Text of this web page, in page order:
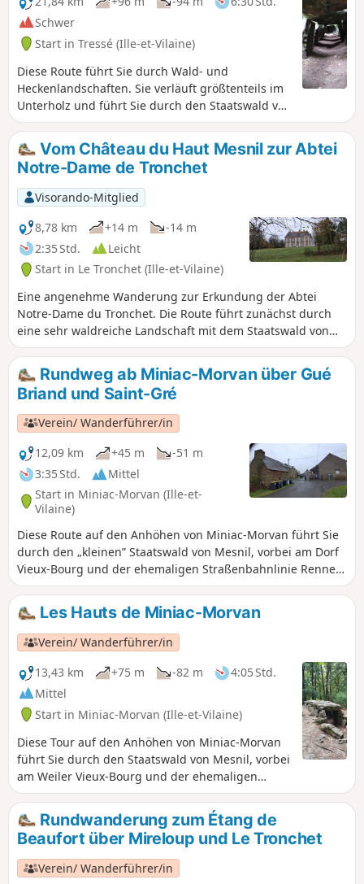
Schwer
Start in Tressé (Ille-et-Vilaine)
Diese Route führt Sie durch Wald- und
Heckenlandschaften. Sie verläuft größtenteils im
Unterholz und führt Sie durch den Staatswald von
Mesnil (600 ha), ehemaliger Besitz des Korsaren
Surcouf, sowie durch einen sehr kleinen Teil des
Waldes von Coëtquen (557 ha). Durch die
Flurbereinigung sind in den letzten 50 Jahren
viele Hecken verschwunden. Dabei spielen
Hecken und Böschungen eine wichtige Rolle für
die Vielfalt der Fauna und Flora. Sie dienen dazu,
das Vieh vor Wind zu schützen, den
Wasserabfluss zu begrenzen und den Wind zu
bremsen. Vögel, Insekten und kleine Säugetiere
finden hier Schutz und Nahrung. Hecken sind
auch eine Quelle erneuerbarer Energie und
dienen als Kohlenstoffspeicher. Seit etwa zwanzig
Jahren fördern die Gemeinden die
Wiederherstellung des Netzes aus Hecken und
Gehölzen.
Vom Château du Haut Mesnil zur Abtei
Notre-Dame de Tronchet
Visorando-Mitglied
8,78 km
+14 m
-14 m
2:35 Std.
Leicht
Start in Le Tronchet (Ille-et-Vilaine)
Eine angenehme Wanderung zur Erkundung der Abtei
Notre-Dame du Tronchet. Die Route führt zunächst durch
eine sehr waldreiche Landschaft mit dem Staatswald von
Mesnil, dem Schloss Haut Mesnil mit seiner Kapelle und
anschließend zum Lac de Mireloup. Es handelt sich um eine
sehr natur- und kulturreiche Route.
Rundweg ab Miniac-Morvan über Gué
Briand und Saint-Gré
Verein/ Wanderführer/in
12,09 km
+45 m
-51 m
3:35 Std.
Mittel
Start in Miniac-Morvan (Ille-et-
Vilaine)
Diese Route auf den Anhöhen von Miniac-Morvan führt Sie
durch den „kleinen” Staatswald von Mesnil, vorbei am Dorf
Vieux-Bourg und der ehemaligen Straßenbahnlinie Rennes-
Saint-Malo.Von Saint-Gré aus haben Sie bei klarem Wetter
einen schönen Blick auf die Küste von Cancale.Diese Route
führt über zahlreiche Feld- und Waldwege. Sehr angenehm
in der schönen Jahreszeit, aber außerhalb dieser Zeit
manchmal sehr feucht.
Les Hauts de Miniac-Morvan
Verein/ Wanderführer/in
13,43 km
+75 m -82 m
4:05 Std.
Mittel
Start in Miniac-Morvan (Ille-et-Vilaine)
Diese Tour auf den Anhöhen von Miniac-Morvan
führt Sie durch den Staatswald von Mesnil, vorbei
am Weiler Vieux-Bourg und der ehemaligen
Straßenbahnlinie Rennes-Saint-Malo.Diese Route
führt über zahlreiche Feld- und Waldwege. Sehr
angenehm in der schönen Jahreszeit, aber
außerhalb dieser Zeit manchmal sehr feucht.
Rundwanderung zum Étang de
Beaufort über Mireloup und Le Tronchet
Verein/ Wanderführer/in